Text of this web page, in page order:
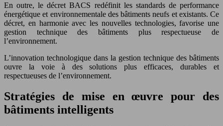
En outre, le décret BACS redéfinit les standards de performance
énergétique et environnementale des bâtiments neufs et existants. Ce
décret, en harmonie avec les nouvelles technologies, favorise une
gestion technique des bâtiments plus respectueuse de
l’environnement.
L’innovation technologique dans la gestion technique des bâtiments
ouvre la voie à des solutions plus efficaces, durables et
respectueuses de l’environnement.
Stratégies de mise en œuvre pour des
bâtiments intelligents